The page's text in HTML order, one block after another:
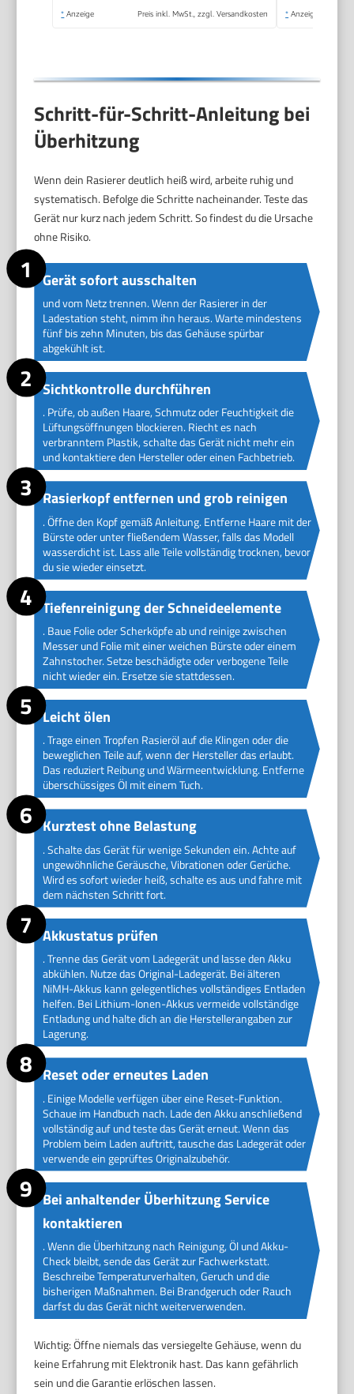
* Anzeige Preis inkl. MwSt., zzgl. Versandkosten * Anzeige
Schritt-für-Schritt-Anleitung bei
Überhitzung
Wenn dein Rasierer deutlich heiß wird, arbeite ruhig und
systematisch. Befolge die Schritte nacheinander. Teste das
Gerät nur kurz nach jedem Schritt. So findest du die Ursache
ohne Risiko.
Gerät sofort ausschalten
und vom Netz trennen. Wenn der Rasierer in der
Ladestation steht, nimm ihn heraus. Warte mindestens
fünf bis zehn Minuten, bis das Gehäuse spürbar
abgekühlt ist.
Sichtkontrolle durchführen
. Prüfe, ob außen Haare, Schmutz oder Feuchtigkeit die
Lüftungsöffnungen blockieren. Riecht es nach
verbranntem Plastik, schalte das Gerät nicht mehr ein
und kontaktiere den Hersteller oder einen Fachbetrieb.
Rasierkopf entfernen und grob reinigen
. Öffne den Kopf gemäß Anleitung. Entferne Haare mit der
Bürste oder unter fließendem Wasser, falls das Modell
wasserdicht ist. Lass alle Teile vollständig trocknen, bevor
du sie wieder einsetzt.
Tiefenreinigung der Schneideelemente
. Baue Folie oder Scherköpfe ab und reinige zwischen
Messer und Folie mit einer weichen Bürste oder einem
Zahnstocher. Setze beschädigte oder verbogene Teile
nicht wieder ein. Ersetze sie stattdessen.
Leicht ölen
. Trage einen Tropfen Rasieröl auf die Klingen oder die
beweglichen Teile auf, wenn der Hersteller das erlaubt.
Das reduziert Reibung und Wärmeentwicklung. Entferne
überschüssiges Öl mit einem Tuch.
Kurztest ohne Belastung
. Schalte das Gerät für wenige Sekunden ein. Achte auf
ungewöhnliche Geräusche, Vibrationen oder Gerüche.
Wird es sofort wieder heiß, schalte es aus und fahre mit
dem nächsten Schritt fort.
Akkustatus prüfen
. Trenne das Gerät vom Ladegerät und lasse den Akku
abkühlen. Nutze das Original-Ladegerät. Bei älteren
NiMH-Akkus kann gelegentliches vollständiges Entladen
helfen. Bei Lithium-Ionen-Akkus vermeide vollständige
Entladung und halte dich an die Herstellerangaben zur
Lagerung.
Reset oder erneutes Laden
. Einige Modelle verfügen über eine Reset-Funktion.
Schaue im Handbuch nach. Lade den Akku anschließend
vollständig auf und teste das Gerät erneut. Wenn das
Problem beim Laden auftritt, tausche das Ladegerät oder
verwende ein geprüftes Originalzubehör.
Bei anhaltender Überhitzung Service
kontaktieren
. Wenn die Überhitzung nach Reinigung, Öl und Akku-
Check bleibt, sende das Gerät zur Fachwerkstatt.
Beschreibe Temperaturverhalten, Geruch und die
bisherigen Maßnahmen. Bei Brandgeruch oder Rauch
darfst du das Gerät nicht weiterverwenden.
Wichtig: Öffne niemals das versiegelte Gehäuse, wenn du
keine Erfahrung mit Elektronik hast. Das kann gefährlich
sein und die Garantie erlöschen lassen.